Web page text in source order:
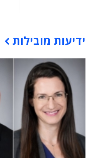
תוכן פרסומי
ידיעות מובילות